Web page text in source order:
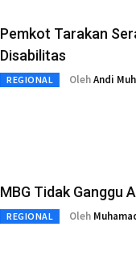
Pemkot Tarakan
Disabilitas
REGIONAL OlehAndi
MBG Tidak Ganggu
REGIONAL Oleh